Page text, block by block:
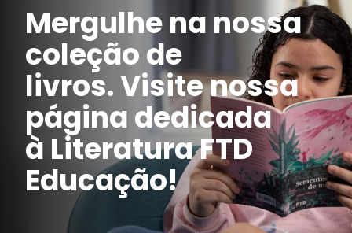
Mergulhe na nossa
coleção de
livros. Visite nossa
página dedicada
à Literatura FTD
Educação!